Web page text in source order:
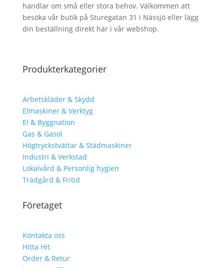
handlar om små eller stora behov. Välkommen att
besöka vår butik på Sturegatan 31 i Nässjö eller lägg
din beställning direkt här i vår webshop.
Produkterkategorier
Arbetskläder & Skydd
Elmaskiner & Verktyg
El & Byggnation
Gas & Gasol
Högtryckstvättar & Städmaskiner
Industri & Verkstad
Lokalvård & Personlig hygien
Trädgård & Fritid
Företaget
Kontakta oss
Hitta Hit
Order & Retur